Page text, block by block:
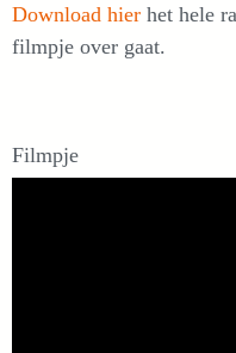
Download hier het hele
filmpje over gaat.
Filmpje